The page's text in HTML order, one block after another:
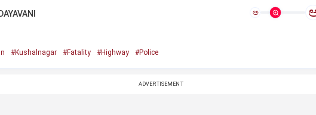
ಅ
#Kushalnagar #Fatality #Highway #Police
ADVERTISEMENT